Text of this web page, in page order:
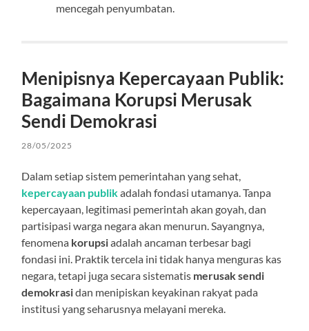
mencegah penyumbatan.
Menipisnya Kepercayaan Publik:
Bagaimana Korupsi Merusak
Sendi Demokrasi
28/05/2025
Dalam setiap sistem pemerintahan yang sehat,
kepercayaan publikadalah fondasi utamanya. Tanpa
kepercayaan, legitimasi pemerintah akan goyah, dan
partisipasi warga negara akan menurun. Sayangnya,
fenomena korupsiadalah ancaman terbesar bagi
fondasi ini. Praktik tercela ini tidak hanya menguras kas
negara, tetapi juga secara sistematis merusak sendi
demokrasidan menipiskan keyakinan rakyat pada
institusi yang seharusnya melayani mereka.